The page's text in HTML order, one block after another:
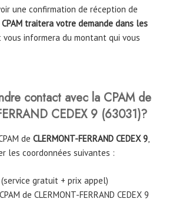
une confirmation de réception de
CPAM traitera votre demande dans les
vous informera du montant qui vous
contact avec la CPAM de
CEDEX 9 (63031)?
de CLERMONT-FERRAND CEDEX 9,
les coordonnées suivantes :
(service gratuit + prix appel)
de CLERMONT-FERRAND CEDEX 9